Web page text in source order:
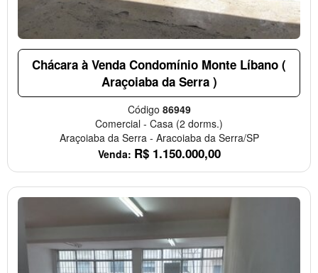
Chácara à Venda Condomínio Monte Líbano (
Araçoiaba da Serra )
Código 86949
Comercial - Casa (2 dorms.)
Araçoiaba da Serra - Aracoiaba da Serra/SP
Venda: R$ 1.150.000,00